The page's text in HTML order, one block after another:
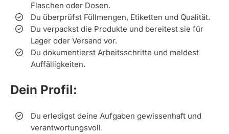
Flaschen oder Dosen.
Du überprüfst Füllmengen, Etiketten und Qualität.
Du verpackst die Produkte und bereitest sie für
Lager oder Versand vor.
Du dokumentierst Arbeitsschritte und meldest
Auffälligkeiten.
Dein Profil:
Du erledigst deine Aufgaben gewissenhaft und
verantwortungsvoll.